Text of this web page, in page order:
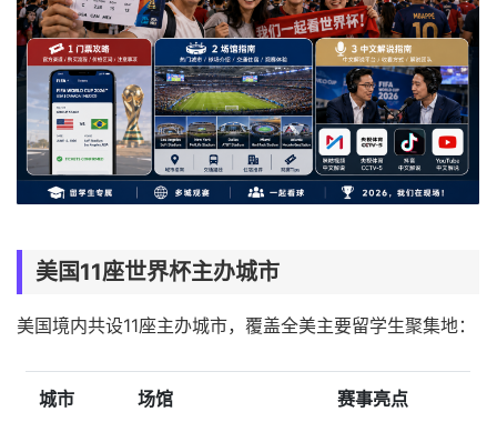
美国11座世界杯主办城市
美国境内共设11座主办城市，覆盖全美主要留学生聚集地：
城市 场馆 赛事亮点